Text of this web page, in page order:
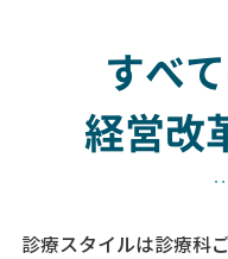
すべ
経営改
診療スタイルは診療科